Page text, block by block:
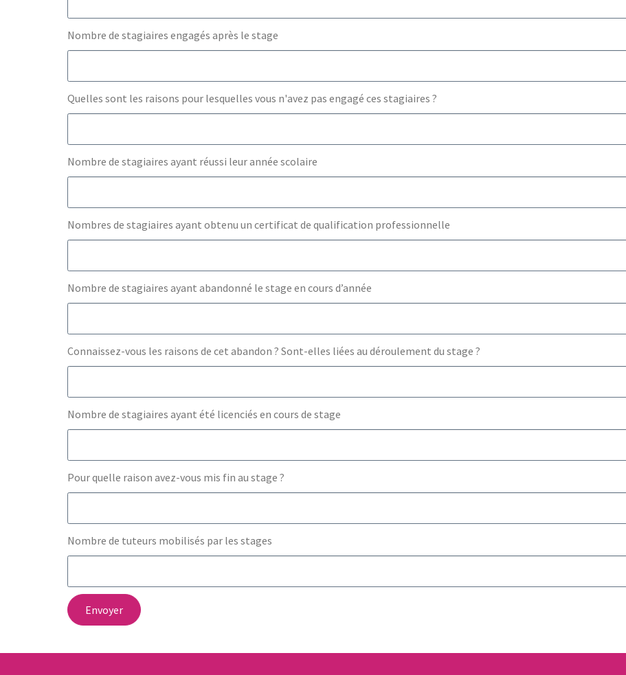
Nombre de stagiaires engagés après le stage
Quelles sont les raisons pour lesquelles vous n'avez pas engagé ces stagiaires ?
Nombre de stagiaires ayant réussi leur année scolaire
Nombres de stagiaires ayant obtenu un certificat de qualification professionnelle
Nombre de stagiaires ayant abandonné le stage en cours d’année
Connaissez-vous les raisons de cet abandon ? Sont-elles liées au déroulement du stage ?
Nombre de stagiaires ayant été licenciés en cours de stage
Pour quelle raison avez-vous mis fin au stage ?
Nombre de tuteurs mobilisés par les stages